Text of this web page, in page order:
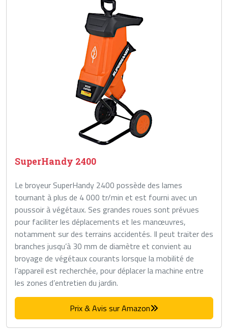
SuperHandy 2400
Le broyeur SuperHandy 2400 possède des lames
tournant à plus de 4 000 tr/min et est fourni avec un
poussoir à végétaux. Ses grandes roues sont prévues
pour faciliter les déplacements et les manœuvres,
notamment sur des terrains accidentés. Il peut traiter des
branches jusqu’à 30 mm de diamètre et convient au
broyage de végétaux courants lorsque la mobilité de
l’appareil est recherchée, pour déplacer la machine entre
les zones d’entretien du jardin.
Prix & Avis sur Amazon